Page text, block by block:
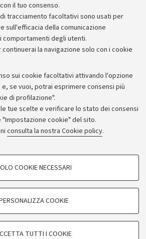
il tuo consenso.
tracciamento facoltativi sono usati per
sull'efficacia della comunicazione
comportamenti degli utenti.
la navigazione solo con i cookie
sui cookie facoltativi attivando l'opzione
se vuoi, potrai esprimere consensi più
di profilazione".
tue scelte e verificare lo stato dei consensi
cookie" del sito.
consulta la nostra Cookie policy.
- FACOLTATIVI
COOKIE NECESSARI
COOKIE
TUTTI I COOKIE
Piano strategico
Bilanci
Donazioni e 5x1000
gare e concorsi
Albo online
trasparente
Atti di notifica
sul sito e accessibilità
di accessibilità
e note legali
Cookie
MATER STUDIORUM - Università di
33 - 40126Bologna - PI: